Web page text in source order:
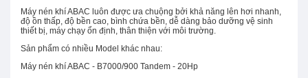
Máy nén khí ABAC luôn được ưa chuộng bởi khả năng lên hơi nhanh,
độ ồn thấp, độ bền cao, bình chứa bền, dễ dàng bảo dưỡng vệ sinh
thiết bị, máy chạy ổn định, thân thiện với môi trường.
Sản phẩm có nhiều Model khác nhau:
Máy nén khí ABAC - B7000/900 Tandem - 20Hp